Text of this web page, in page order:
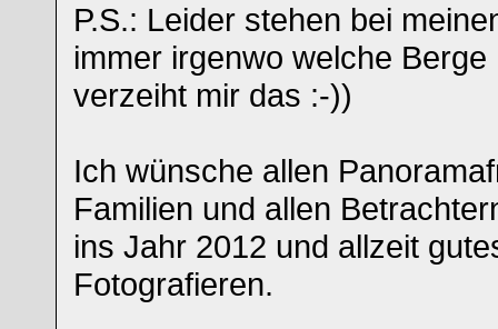
P.S.: Leider stehen bei
immer irgenwo welche
verzeiht mir das :-))
Ich wünsche allen
Familien und allen
ins Jahr 2012 und allzeit
Fotografieren.